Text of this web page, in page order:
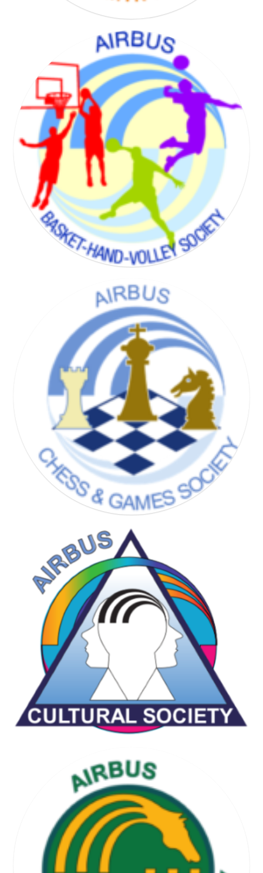
BADMINTON SOCIETY
CHESS & GAMES SOCIETY